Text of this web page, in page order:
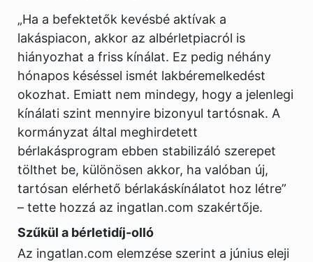
„Ha a befektetők kevésbé aktívak a
lakáspiacon, akkor az albérletpiacról is
hiányozhat a friss kínálat. Ez pedig néhány
hónapos késéssel ismét lakbéremelkedést
okozhat. Emiatt nem mindegy, hogy a jelenlegi
kínálati szint mennyire bizonyul tartósnak. A
kormányzat által meghirdetett
bérlakásprogram ebben stabilizáló szerepet
tölthet be, különösen akkor, ha valóban új,
tartósan elérhető bérlakáskínálatot hoz létre”
– tette hozzá az ingatlan.com szakértője.
Szűkül a bérletidíj-olló
Az ingatlan.com elemzése szerint a június eleji